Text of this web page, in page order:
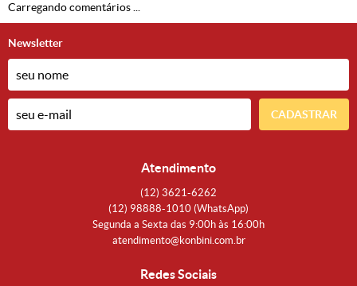
Carregando comentários ...
Newsletter
CADASTRAR
Atendimento
(12) 3621-6262
(12) 98888-1010 (WhatsApp)
Segunda a Sexta das 9:00h às 16:00h
atendimento@konbini.com.br
Redes Sociais